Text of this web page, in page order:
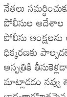
నేతలు
పోలీసుల ఆదేశాల
పోలీసు
ధిక్కరణకు
ఆస్పత్రికి
మాట్లాడడం నవ్వు